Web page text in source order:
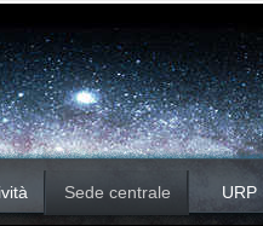
Sede centrale URP